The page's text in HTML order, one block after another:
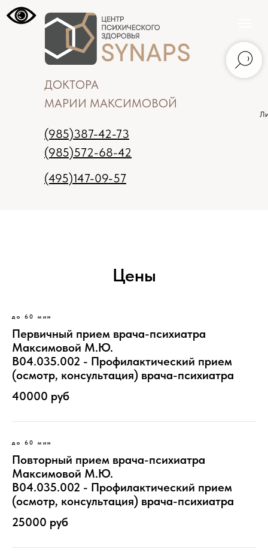
(985)387-42-73
(985)572-68-42
info@synaps-
center.ru
ДОКТОРА
МАРИИ МАКСИМОВОЙ
(495)147-09-57
Цены
до 60 мин
Первичный прием врача-психиатра
Максимовой М.Ю.
B04.035.002 - Профилактический прием
(осмотр, консультация) врача-психиатра
40000 руб
до 60 мин
Повторный прием врача-психиатра
Максимовой М.Ю.
B04.035.002 - Профилактический прием
(осмотр, консультация) врача-психиатра
25000 руб